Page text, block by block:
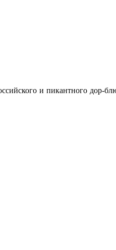
и пикантного дор-